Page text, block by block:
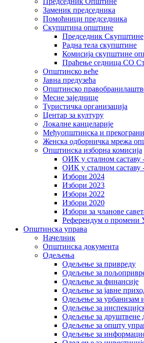
Заменик председника
Помоћници председника
Скупштина општине
Председник Скупштине
Радна тела скупштине
Комисија скупштине
Праћење седница СО
Општинско веће
Јавна предузећа
Општинско
Месне заједнице
Туристичка организација
Центaр за културу
Локалне канцеларије
Међуопштинска и
Женска одборничка мрежа
Општинска изборна комисија
ОИК у сталном саставу
ОИК у сталном саставу
Избори 2024
Избори 2023
Избори 2022
Избори 2020
Избори за чланове
Референдум о промени
Општинска управа
Начелник
Општинска документа
Одељења
Одељење за привреду
Одељење за
Одељење за финансије
Одељење за јавне
Одељење за урбанизам
Одељење за
Одељење за друштвене
Одељење за општу
Одељење за